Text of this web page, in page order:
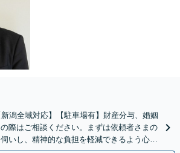
新潟全域対応】【駐車場有】財産分与、婚姻
際はご相談ください。まずは依頼者さまの
いし、精神的な負担を軽減できるよう心が
得られるよう尽力いたします。